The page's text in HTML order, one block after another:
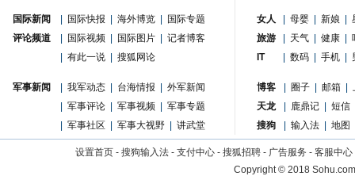
国际新闻 国际快报 海外博览
国际专题
国际视频 国际图片 记者博客
评论频道
有此一说 搜狐网论
军事新闻 我军动态 台海情报
外军新闻
军事评论 军事视频
军事专题
军事社区 军事大视野 讲武堂
女人 母婴 新娘
旅游
天气 健康
IT
数码 手机
博客 圈子 邮箱
天龙
鹿鼎记
短信
搜狗
输入法 地图
设置首页 - 搜狗输入法 - 支付中心 - 搜狐招聘 - 广告服务 - 客服中心
Copyright©2018